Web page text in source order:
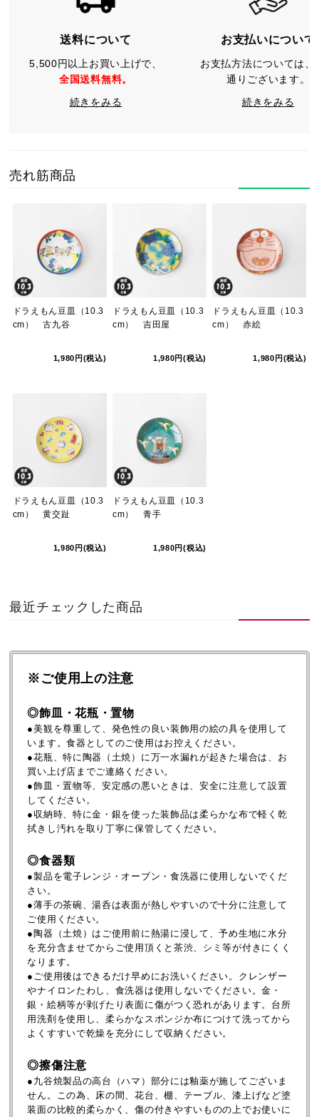
送料について
5,500円以上お買い上げで、
全国送料無料。
続きをみる
お支払いについて
お支払方法については、
通りございます。
続きをみる
売れ筋商品
ドラえもん豆皿（10.3
cm） 古九谷
1,980円(税込)
ドラえもん豆皿（10.3
cm） 吉田屋
1,980円(税込)
ドラえもん豆皿（10.3
cm） 赤絵
1,980円(税込)
ドラえもん豆皿（10.3
cm） 黄交趾
1,980円(税込)
ドラえもん豆皿（10.3
cm） 青手
1,980円(税込)
最近チェックした商品
※ご使用上の注意
◎飾皿・花瓶・置物
●美観を尊重して、発色性の良い装飾用の絵の具を使用して
います。食器としてのご使用はお控えください。
●花瓶、特に陶器（土焼）に万一水漏れが起きた場合は、お
買い上げ店までご連絡ください。
●飾皿・置物等、安定感の悪いときは、安全に注意して設置
してください。
●収納時、特に金・銀を使った装飾品は柔らかな布で軽く乾
拭きし汚れを取り丁寧に保管してください。
◎食器類
●製品を電子レンジ・オーブン・食洗器に使用しないでくだ
さい。
●薄手の茶碗、湯呑は表面が熱しやすいので十分に注意して
ご使用ください。
●陶器（土焼）はご使用前に熱湯に浸して、予め生地に水分
を充分含ませてからご使用頂くと茶渋、シミ等が付きにくく
なります。
●ご使用後はできるだけ早めにお洗いください。クレンザー
やナイロンたわし、食洗器は使用しないでください。金・
銀・絵柄等が剥げたり表面に傷がつく恐れがあります。台所
用洗剤を使用し、柔らかなスポンジか布につけて洗ってから
よくすすいで乾燥を充分にして収納ください。
◎擦傷注意
●九谷焼製品の高台（ハマ）部分には釉薬が施してございま
せん。この為、床の間、花台、棚、テーブル、漆上げなど塗
装面の比較的柔らかく、傷の付きやすいものの上でお使いに